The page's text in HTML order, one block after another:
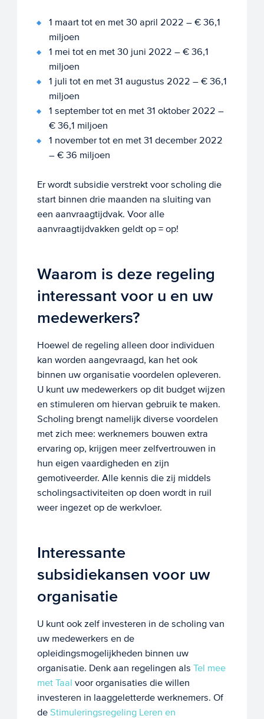
1 maart tot en met 30 april 2022 – € 36,1
miljoen
1 mei tot en met 30 juni 2022 – € 36,1
miljoen
1 juli tot en met 31 augustus 2022 – € 36,1
miljoen
1 september tot en met 31 oktober 2022 –
€ 36,1 miljoen
1 november tot en met 31 december 2022
– € 36 miljoen
Er wordt subsidie verstrekt voor scholing die
start binnen drie maanden na sluiting van
een aanvraagtijdvak. Voor alle
aanvraagtijdvakken geldt op = op!
Waarom is deze regeling
interessant voor u en uw
medewerkers?
Hoewel de regeling alleen door individuen
kan worden aangevraagd, kan het ook
binnen uw organisatie voordelen opleveren.
U kunt uw medewerkers op dit budget wijzen
en stimuleren om hiervan gebruik te maken.
Scholing brengt namelijk diverse voordelen
met zich mee: werknemers bouwen extra
ervaring op, krijgen meer zelfvertrouwen in
hun eigen vaardigheden en zijn
gemotiveerder. Alle kennis die zij middels
scholingsactiviteiten op doen wordt in ruil
weer ingezet op de werkvloer.
Interessante
subsidiekansen voor uw
organisatie
U kunt ook zelf investeren in de scholing van
uw medewerkers en de
opleidingsmogelijkheden binnen uw
organisatie. Denk aan regelingen als Tel mee
met Taal voor organisaties die willen
investeren in laaggeletterde werknemers. Of
de Stimuleringsregeling Leren en